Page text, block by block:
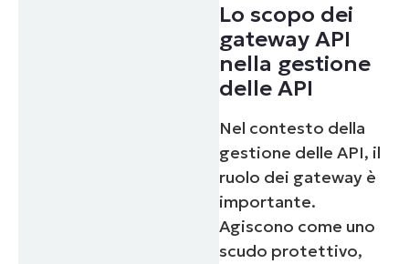
Lo scopo dei
gateway API
nella gestione
delle API
Nel contesto della
gestione delle API, il
ruolo dei gateway è
importante.
Agiscono come uno
scudo protettivo,